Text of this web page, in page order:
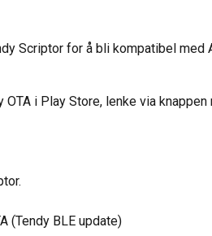
Scriptor for å bli kompatibel med
OTA i Play Store, lenke via knappen
(Tendy BLE update)